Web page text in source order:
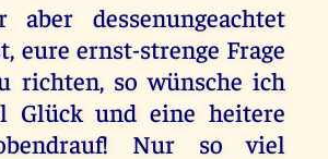
dessenungeachtet
eure ernst-strenge Frage
richten, so wünsche ich
Glück und eine heitere
Nur so viel